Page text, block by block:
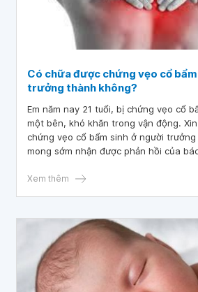
Có chữa được chứng vẹo cổ
trưởng thành không?
Em năm nay 21 tuổi, bị chứng vẹo cổ
một bên, khó khăn trong vận động.
chứng vẹo cổ bẩm sinh ở người
mong sớm nhận được phản hồi của
Xem thêm